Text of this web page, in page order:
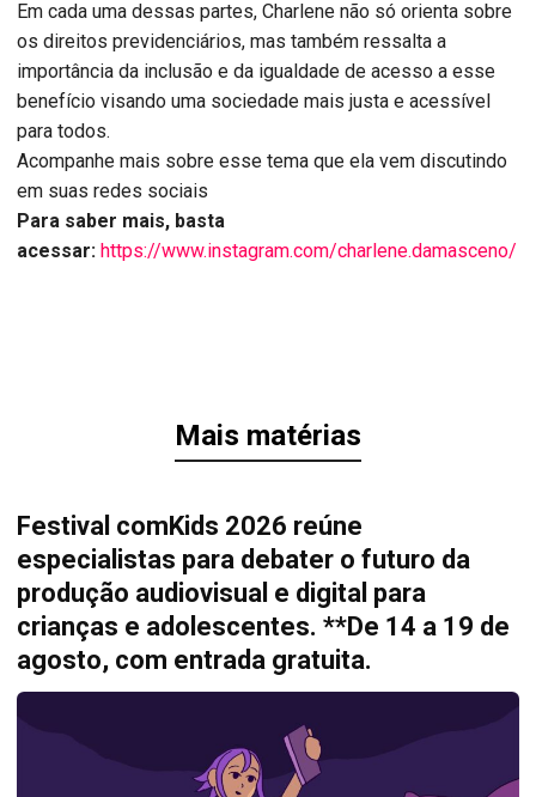
Em cada uma dessas partes, Charlene não só orienta sobre
os direitos previdenciários, mas também ressalta a
importância da inclusão e da igualdade de acesso a esse
benefício visando uma sociedade mais justa e acessível
para todos.
Acompanhe mais sobre esse tema que ela vem discutindo
em suas redes sociais
Para saber mais, basta
acessar: https://www.instagram.com/charlene.damasceno/
Mais matérias
Festival comKids 2026 reúne
especialistas para debater o futuro da
produção audiovisual e digital para
crianças e adolescentes. **De 14 a 19 de
agosto, com entrada gratuita.